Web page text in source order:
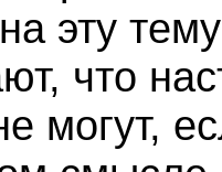
эту
что
могут,